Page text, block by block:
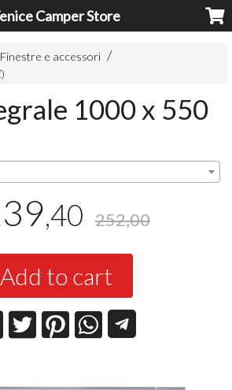
Camper Store
Finestre e accessori
1000 x 550
,40 252,00
Add to cart